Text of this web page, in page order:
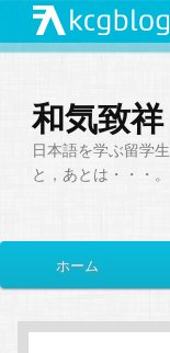
和気致祥
日本語を学ぶ留学
と，あとは・・・。
イ
メ
イ
サ
ブ
ホーム